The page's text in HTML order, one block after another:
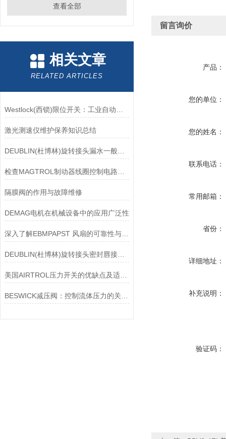
查看全部
相关文章
RELATED ARTICLES
激光测速仪维护保养知识总结
DEUBLIN(杜博林)旋转接头漏水一般应从以下几个方面来找原因
隔膜阀的作用与故障维修
DEMAG电机在机械设备中的应用广泛性
深入了解EBMPAPST 风扇的可靠性与耐用性
DEUBLIN(杜博林)旋转接头密封唇接觖宽度和负载
美国AIRTROL压力开关的优缺点及适用范围讲解
留言询价
产品：
您的单位：
您的姓名：
联系电话：
常用邮箱：
省份：
详细地址：
补充说明：
验证码：